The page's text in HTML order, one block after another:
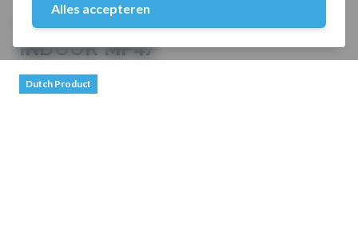
Alles accepteren
Crossfit Station Wandmodel
INDOOR MP47
Dutch Product